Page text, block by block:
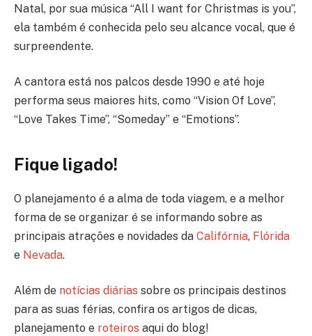
Natal, por sua música “All I want for Christmas is you”,
ela também é conhecida pelo seu alcance vocal, que é
surpreendente.
A cantora está nos palcos desde 1990 e até hoje
performa seus maiores hits, como “Vision Of Love”,
“Love Takes Time”, “Someday” e “Emotions”.
Fique ligado!
O planejamento é a alma de toda viagem, e a melhor
forma de se organizar é se informando sobre as
principais atrações e novidades da Califórnia, Flórida
e Nevada.
Além de notícias diárias sobre os principais destinos
para as suas férias, confira os artigos de dicas,
planejamento e roteiros aqui do blog!